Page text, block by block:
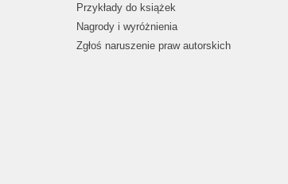
Przykłady do książek
Nagrody i wyróżnienia
Zgłoś naruszenie praw autorskich